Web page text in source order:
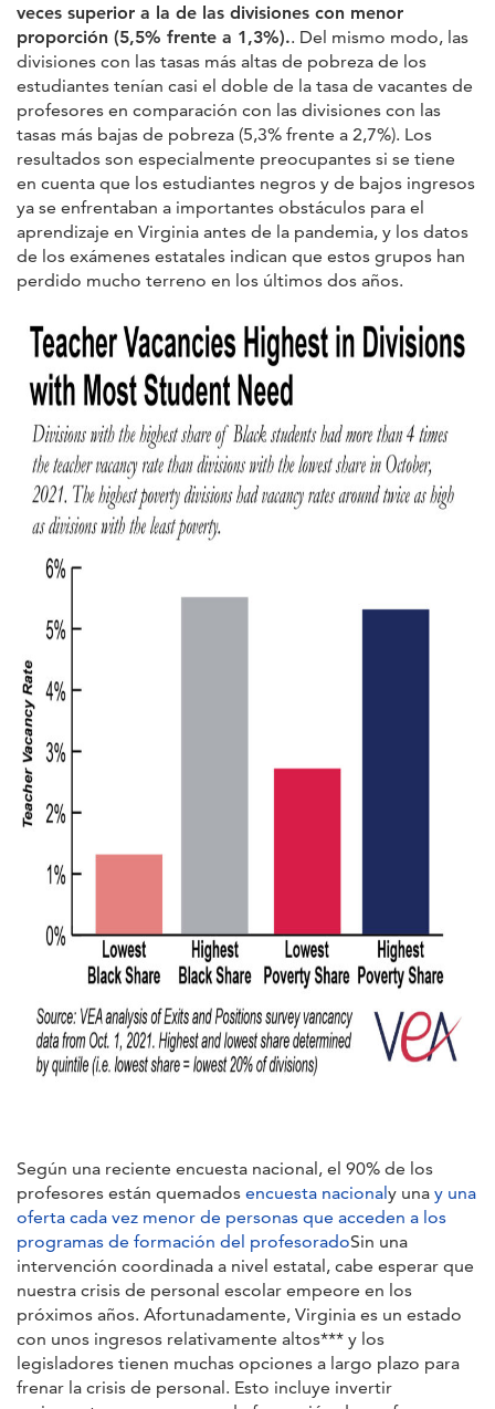
veces superior a la de las divisiones con menor
proporción (5,5% frente a 1,3%).. Del mismo modo, las
divisiones con las tasas más altas de pobreza de los
estudiantes tenían casi el doble de la tasa de vacantes de
profesores en comparación con las divisiones con las
tasas más bajas de pobreza (5,3% frente a 2,7%). Los
resultados son especialmente preocupantes si se tiene
en cuenta que los estudiantes negros y de bajos ingresos
ya se enfrentaban a importantes obstáculos para el
aprendizaje en Virginia antes de la pandemia, y los datos
de los exámenes estatales indican que estos grupos han
perdido mucho terreno en los últimos dos años.
Según una reciente encuesta nacional, el 90% de los
profesores están quemados encuesta nacionaly una y una
oferta cada vez menor de personas que acceden a los
programas de formación del profesoradoSin una
intervención coordinada a nivel estatal, cabe esperar que
nuestra crisis de personal escolar empeore en los
próximos años. Afortunadamente, Virginia es un estado
con unos ingresos relativamente altos*** y los
legisladores tienen muchas opciones a largo plazo para
frenar la crisis de personal. Esto incluye invertir